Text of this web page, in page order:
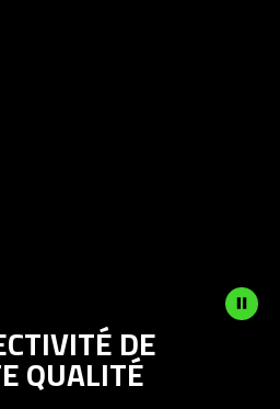
and
Pause
button
DE
QUALITÉ